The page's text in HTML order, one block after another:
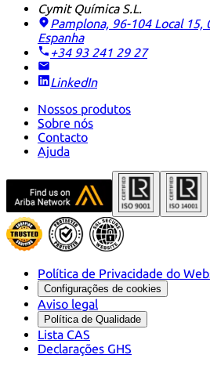
Cymit Química S.L.
Pamplona, 96-104 Local 15,
Espanha
+34 93 241 29 27
LinkedIn
Nossos produtos
Sobre nós
Contacto
Ajuda
Política de Privacidade do
Configurações de cookies
Aviso legal
Política de Qualidade
Lista CAS
Declarações GHS